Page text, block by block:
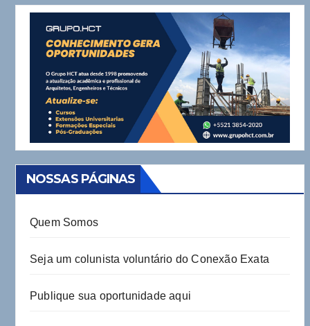
NOSSAS PÁGINAS
Quem Somos
Seja um colunista voluntário do Conexão Exata
Publique sua oportunidade aqui